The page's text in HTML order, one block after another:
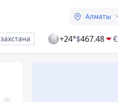
Алматы
+24°$467.48 €